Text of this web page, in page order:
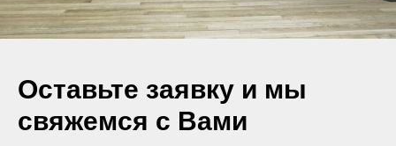
Оставьте заявку и мы
свяжемся с Вами